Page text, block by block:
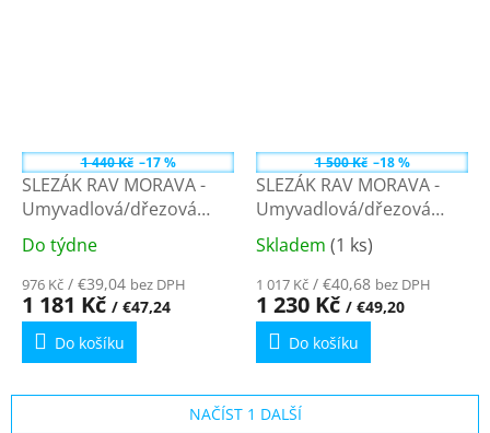
1 440 Kč –17 %
SLEZÁK RAV MORAVA -
Umyvadlová/dřezová
baterie, Chrom
MK101.5/22 - 150 mm
Průměrné
hodnocení
produktu
je
5,0
z
5
Do týdne
976 Kč / €39,04 bez DPH
1 181 Kč / €47,24
Do košíku
1 500 Kč –18 %
SLEZÁK RAV MORAVA -
Umyvadlová/dřezová
baterie, Chrom
MK101.5/21 - 150 mm
Průměrné
hodnocení
produktu
je
4,7
z
5
hvězdiček.
Skladem (1 ks)
1 017 Kč / €40,68 bez DPH
1 230 Kč / €49,20
Do košíku
NAČÍST 1 DALŠÍ